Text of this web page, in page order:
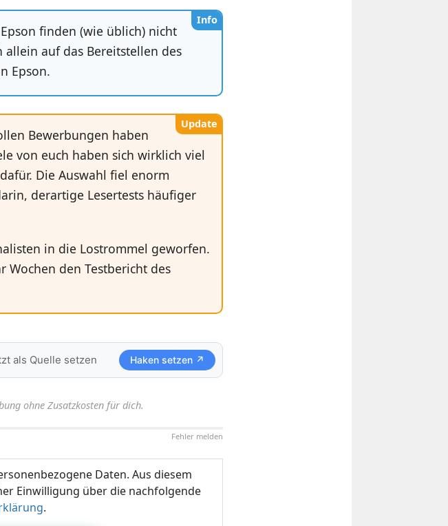
Info
finden (wie üblich) nicht
allein auf das Bereitstellen des
Epson.
Update
Bewerbungen haben
von euch haben sich wirklich viel
Die Auswahl fiel enorm
derartige Lesertests häufiger
in die Lostrommel geworfen.
den Testbericht des
als Quelle setzen Haken setzen ↗
ohne Zusatzkosten für dich.
Fehler melden
Daten. Aus diesem
Einwilligung über die nachfolgende
.